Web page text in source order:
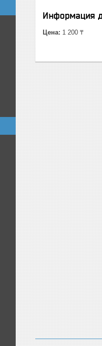
Информация
Цена: 1 200 ₸